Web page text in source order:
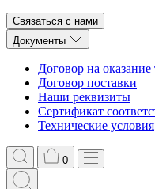
Связаться с нами
Документы
Договор на
Договор поставки
Наши реквизиты
Сертификат
Технические условия
0